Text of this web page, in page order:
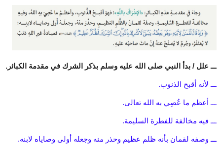
ـــ علل / بدأ النبي صلى الله عليه وسلم بذكر الشرك في مقدمة الكبائر.
ـــ لأنه أقبح الذنوب.
ـــ أعظم ما عُصِي به الله تعالى.
ـــ فيه مخالفة للفطرة السليمة.
ـــ وصفه لقمان بأنه ظلم عظيم وحذر منه وجعله أولى وصاياه لابنه.